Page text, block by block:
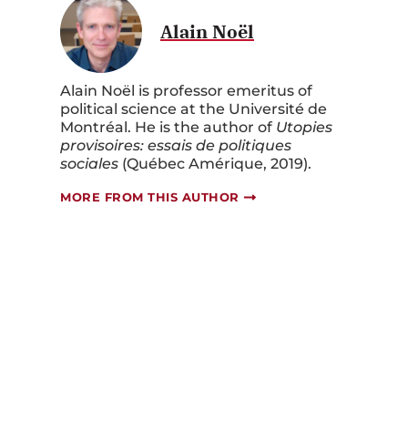
Alain Noël
Alain Noël is professor emeritus of
political science at the Université de
Montréal. He is the author of Utopies
provisoires: essais de politiques
sociales (Québec Amérique, 2019).
MORE FROM THIS AUTHOR